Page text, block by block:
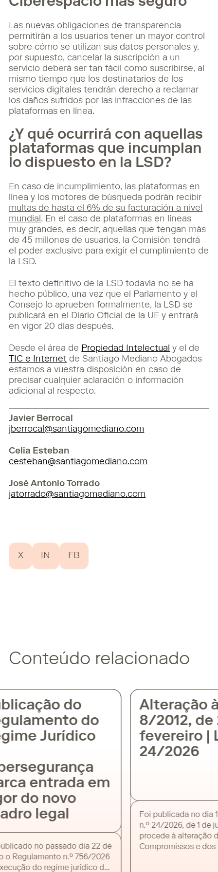
Las nuevas obligaciones de transparencia
permitirán a los usuarios tener un mayor control
sobre cómo se utilizan sus datos personales y,
por supuesto, cancelar la suscripción a un
servicio deberá ser tan fácil como suscribirse, al
mismo tiempo que los destinatarios de los
servicios digitales tendrán derecho a reclamar
los daños sufridos por las infracciones de las
plataformas en línea.
¿Y qué ocurrirá con aquellas
plataformas que incumplan
lo dispuesto en la LSD?
En caso de incumplimiento, las plataformas en
línea y los motores de búsqueda podrán recibir
multas de hasta el 6% de su facturación a nivel
mundial. En el caso de plataformas en líneas
muy grandes, es decir, aquellas que tengan más
de 45 millones de usuarios, la Comisión tendrá
el poder exclusivo para exigir el cumplimiento de
la LSD.
El texto definitivo de la LSD todavía no se ha
hecho público, una vez que el Parlamento y el
Consejo lo aprueben formalmente, la LSD se
publicará en el Diario Oficial de la UE y entrará
en vigor 20 días después.
Desde el área de Propiedad Intelectual y el de
TIC e Internet de Santiago Mediano Abogados
estamos a vuestra disposición en caso de
precisar cualquier aclaración o información
adicional al respecto.
Javier Berrocal
jberrocal@santiagomediano.com
Celia Esteban
cesteban@santiagomediano.com
José Antonio Torrado
jatorrado@santiagomediano.com
X IN FB
Conteúdo relacionado
do
do
Jurídico
entrada em
do novo
legal
no passado dia 22 de
Regulamento n.º 756/2026
do regime jurídico da
Alteração à
8/2012, de
fevereiro |
24/2026
Foi publicada no dia 1
n.º 24/2026, de 1 de
procede à alteração
Compromissos e dos